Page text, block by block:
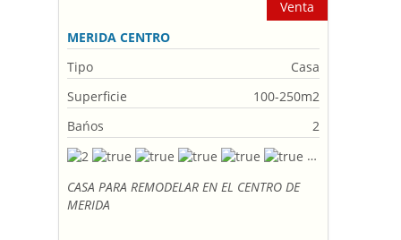
Venta
MERIDA CENTRO
Tipo
Casa
Superficie
100-250m2
Bańos
2
CASA PARA REMODELAR EN EL CENTRO DE
MERIDA